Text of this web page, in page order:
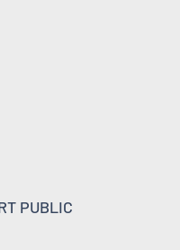
PUBLIC